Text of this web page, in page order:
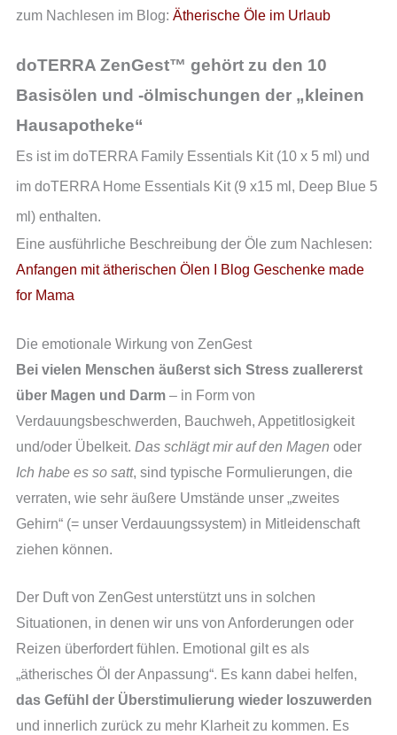
zum Nachlesen im Blog:Ätherische Öle im Urlaub
doTERRA ZenGest™ gehört zu den 10
Basisölen und -ölmischungen der „kleinen
Hausapotheke“
Es ist im doTERRA Family Essentials Kit (10 x 5 ml) und
im doTERRA Home Essentials Kit (9 x15 ml, Deep Blue 5
ml) enthalten.
Eine ausführliche Beschreibung der Öle zum Nachlesen:
Anfangen mit ätherischen Ölen I Blog Geschenke made
for Mama
Die emotionale Wirkung von ZenGest
Bei vielen Menschen äußerst sich Stress zuallererst
über Magen und Darm – in Form von
Verdauungsbeschwerden, Bauchweh, Appetitlosigkeit
und/oder Übelkeit.Das schlägt mir auf den Magen oder
Ich habe es so satt, sind typische Formulierungen, die
verraten, wie sehr äußere Umstände unser „zweites
Gehirn“ (= unser Verdauungssystem) in Mitleidenschaft
ziehen können.
Der Duft von ZenGest unterstützt uns in solchen
Situationen, in denen wir uns von Anforderungen oder
Reizen überfordert fühlen. Emotional gilt es als
„ätherisches Öl der Anpassung“. Es kann dabei helfen,
das Gefühl der Überstimulierung wieder loszuwerden
und innerlich zurück zu mehr Klarheit zu kommen. Es